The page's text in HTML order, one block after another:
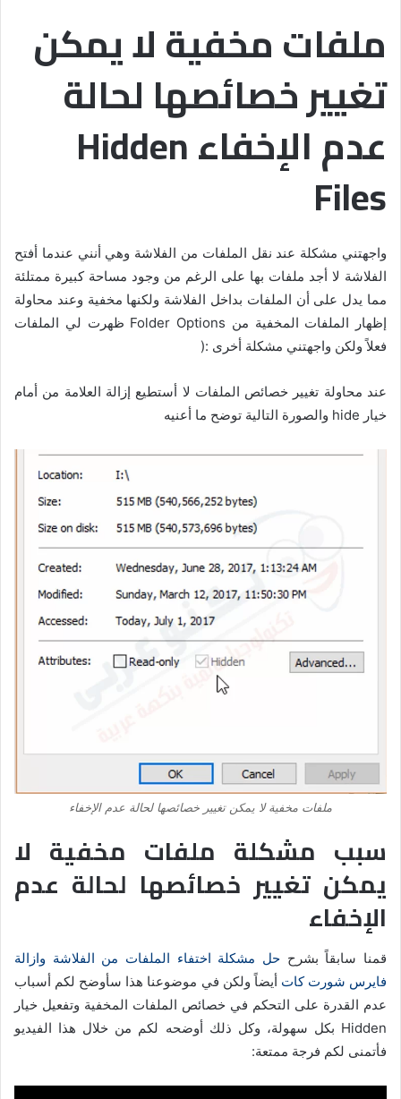
ملفات مخفية لا يمكن
تغيير خصائصها لحالة
عدم الإخفاء Hidden
Files
واجهتني مشكلة عند نقل الملفات من الفلاشة وهي أنني عندما أفتح
الفلاشة لا أجد ملفات بها على الرغم من وجود مساحة كبيرة ممتلئة
مما يدل على أن الملفات بداخل الفلاشة ولكنها مخفية وعند محاولة
إظهار الملفات المخفية من Folder Options ظهرت لي الملفات
فعلاً ولكن واجهتني مشكلة أخرى :(
عند محاولة تغيير خصائص الملفات لا أستطيع إزالة العلامة من أمام
خيار hide والصورة التالية توضح ما أعنيه
ملفات مخفية لا يمكن تغيير خصائصها لحالة عدم الإخفاء
سبب مشكلة ملفات مخفية لا
يمكن تغيير خصائصها لحالة عدم
الإخفاء
قمنا سابقاً بشرح حل مشكلة اختفاء الملفات من الفلاشة وازالة
فايرس شورت كات أيضاً ولكن في موضوعنا هذا سأوضح لكم أسباب
عدم القدرة على التحكم في خصائص الملفات المخفية وتفعيل خيار
Hidden بكل سهولة، وكل ذلك أوضحه لكم من خلال هذا الفيديو
فأتمنى لكم فرجة ممتعة: